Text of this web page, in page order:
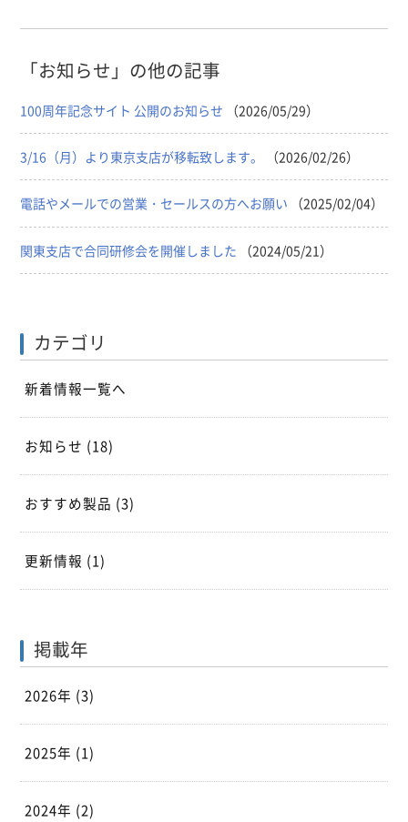
「お知らせ」の他の記事
100周年記念サイト 公開のお知らせ （2026/05/29）
3/16（月）より東京支店が移転致します。 （2026/02/26）
電話やメールでの営業・セールスの方へお願い （2025/02/04）
関東支店で合同研修会を開催しました （2024/05/21）
カテゴリ
新着情報一覧へ
お知らせ (18)
おすすめ製品 (3)
更新情報 (1)
掲載年
2026年 (3)
2025年 (1)
2024年 (2)